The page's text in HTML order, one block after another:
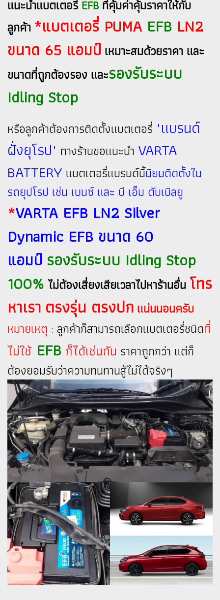
แนะนำแบตเตอรี่EFB ที่คุ้มค่าคุ้มราคาให้กับ
ลูกค้า *แบตเตอรี่ PUMA EFB LN2
ขนาด 65 แอมป์ เหมาะสมด้วยราคา และ
ขนาดที่ถูกต้องรอง และรองรับระบบ
Idling Stop
หรือลูกค้าต้องการติดตั้งแบตเตอรี่ "แบรนด์
ฝั่งยุโรป" ทางร้านขอแนะนำ VARTA
BATTERY แบตเตอรี่แบรนด์นี้นิยมติดตั้งใน
รถยุปโรป เช่น เบนซ์ และ บี เอ็ม ดับเบิลยู
*VARTA EFB LN2 Silver
Dynamic EFB ขนาด 60
แอมป์รองรับระบบ Idling Stop
100%ไม่ต้องเสี่ยงเสียเวลาไปหาร้านอื่น โทร
หาเรา ตรงรุ่น ตรงปก แน่นนอนครับ
หมายเหตุ : ลูกค้าก็สามารถเลือกแบตเตอรี่ชนิดที่
ไม่ใช้EFB ก็ได้เช่นกัน ราคาถูกกว่า แต่ก็
ต้องยอมรับว่าความทนทานสู้ไม่ได้จริงๆ